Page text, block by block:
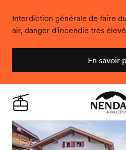
Interdiction générale de faire
air, danger d'incendie très élevé
En savoir
Live